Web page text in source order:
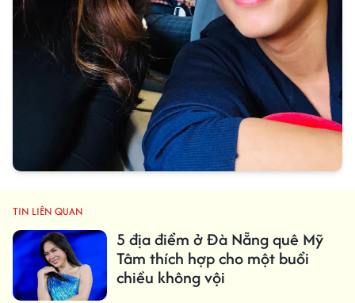
TIN LIÊN QUAN
5 địa điểm ở Đà Nẵng quê Mỹ
Tâm thích hợp cho một buổi
chiều không vội